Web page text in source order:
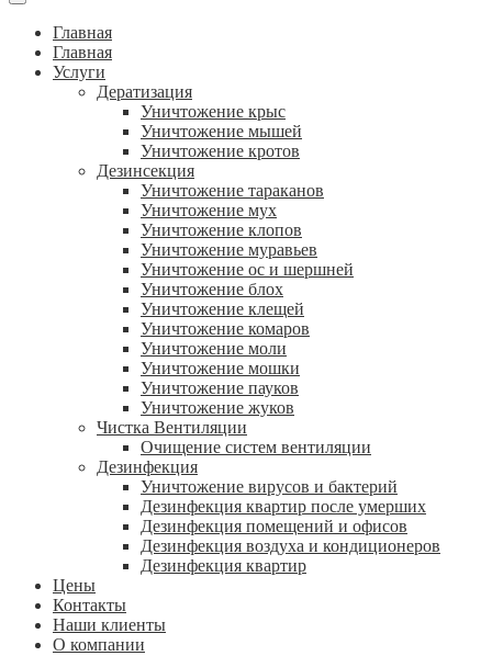
Главная
Главная
Услуги
Дератизация
Уничтожение крыс
Уничтожение мышей
Уничтожение кротов
Дезинсекция
Уничтожение тараканов
Уничтожение мух
Уничтожение клопов
Уничтожение муравьев
Уничтожение ос и шершней
Уничтожение блох
Уничтожение клещей
Уничтожение комаров
Уничтожение моли
Уничтожение мошки
Уничтожение пауков
Уничтожение жуков
Чистка Вентиляции
Очищение систем вентиляции
Дезинфекция
Уничтожение вирусов и бактерий
Дезинфекция квартир после умерших
Дезинфекция помещений и офисов
Дезинфекция воздуха и кондиционеров
Дезинфекция квартир
Цены
Контакты
Наши клиенты
О компании